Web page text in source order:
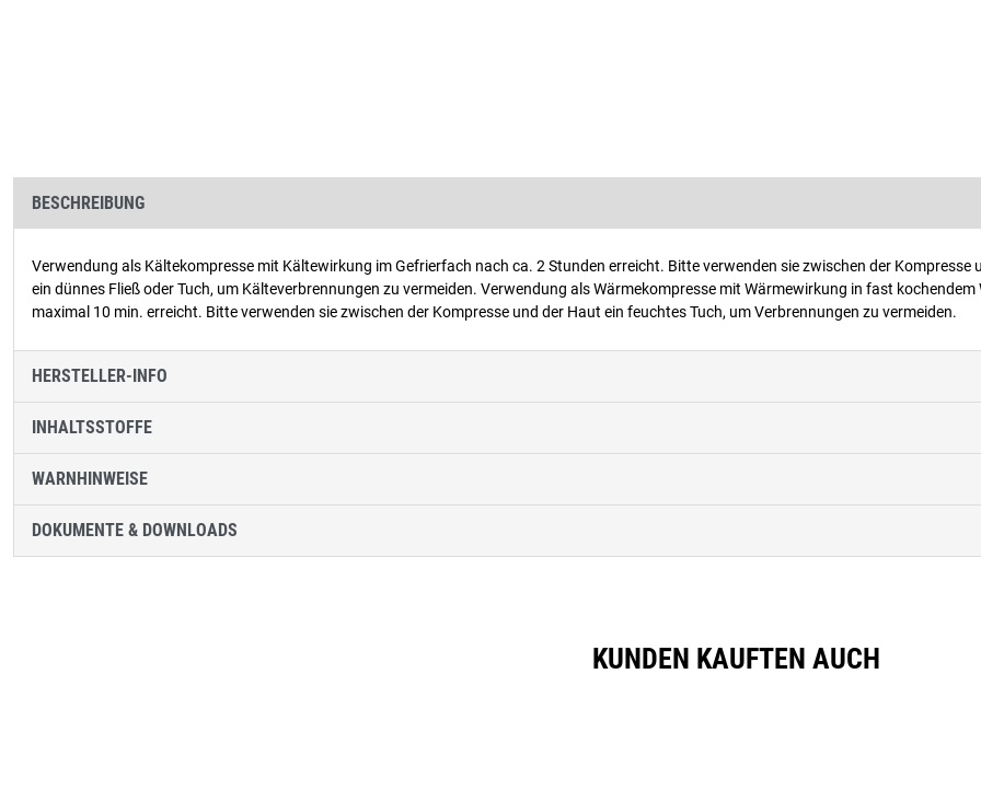
BESCHREIBUNG
Verwendung als Kältekompresse mit Kältewirkung im Gefrierfach nach ca. 2 Stunden erreicht. Bitte verwenden sie zwischen der Kompresse
ein dünnes Fließ oder Tuch, um Kälteverbrennungen zu vermeiden. Verwendung als Wärmekompresse mit Wärmewirkung in fast kochendem
maximal 10 min. erreicht. Bitte verwenden sie zwischen der Kompresse und der Haut ein feuchtes Tuch, um Verbrennungen zu vermeiden.
HERSTELLER-INFO
INHALTSSTOFFE
WARNHINWEISE
DOKUMENTE & DOWNLOADS
KUNDEN KAUFTEN AUCH